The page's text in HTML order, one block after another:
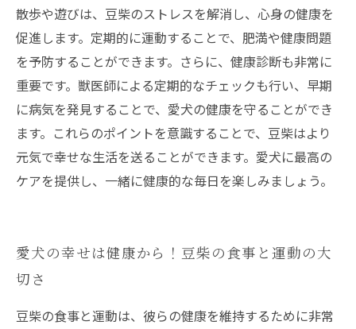
散歩や遊びは、豆柴のストレスを解消し、心身の健康を
促進します。定期的に運動することで、肥満や健康問題
を予防することができます。さらに、健康診断も非常に
重要です。獣医師による定期的なチェックも行い、早期
に病気を発見することで、愛犬の健康を守ることができ
ます。これらのポイントを意識することで、豆柴はより
元気で幸せな生活を送ることができます。愛犬に最高の
ケアを提供し、一緒に健康的な毎日を楽しみましょう。
愛犬の幸せは健康から！豆柴の食事と運動の大
切さ
豆柴の食事と運動は、彼らの健康を維持するために非常